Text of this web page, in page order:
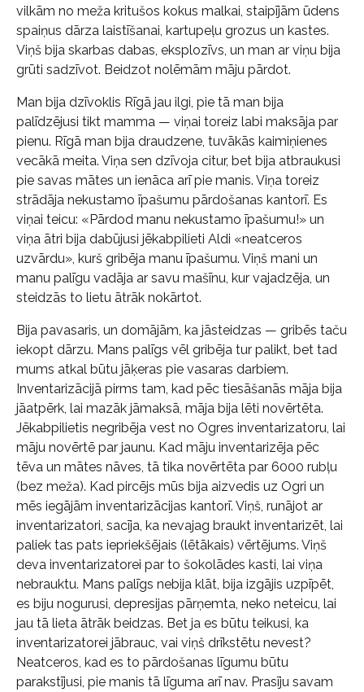
vilkām no meža kritušos kokus malkai, staipījām ūdens
spaiņus dārza laistīšanai, kartupeļu grozus un kastes.
Viņš bija skarbas dabas, eksplozīvs, un man ar viņu bija
grūti sadzīvot. Beidzot nolēmām māju pārdot.
Man bija dzīvoklis Rīgā jau ilgi, pie tā man bija
palīdzējusi tikt mamma — viņai toreiz labi maksāja par
pienu. Rīgā man bija draudzene, tuvākās kaimiņienes
vecākā meita. Viņa sen dzīvoja citur, bet bija atbraukusi
pie savas mātes un ienāca arī pie manis. Viņa toreiz
strādāja nekustamo īpašumu pārdošanas kantorī. Es
viņai teicu: «Pārdod manu nekustamo īpašumu!» un
viņa ātri bija dabūjusi jēkabpilieti Aldi «neatceros
uzvārdu», kurš gribēja manu īpašumu. Viņš mani un
manu palīgu vadāja ar savu mašīnu, kur vajadzēja, un
steidzās to lietu ātrāk nokārtot.
Bija pavasaris, un domājām, ka jāsteidzas — gribēs taču
iekopt dārzu. Mans palīgs vēl gribēja tur palikt, bet tad
mums atkal būtu jāķeras pie vasaras darbiem.
Inventarizācijā pirms tam, kad pēc tiesāšanās māja bija
jāatpērk, lai mazāk jāmaksā, māja bija lēti novērtēta.
Jēkabpilietis negribēja vest no Ogres inventarizatoru, lai
māju novērtē par jaunu. Kad māju inventarizēja pēc
tēva un mātes nāves, tā tika novērtēta par 6000 rubļu
(bez meža). Kad pircējs mūs bija aizvedis uz Ogri un
mēs iegājām inventarizācijas kantorī. Viņš, runājot ar
inventarizatori, sacīja, ka nevajag braukt inventarizēt, lai
paliek tas pats iepriekšējais (lētākais) vērtējums. Viņš
deva inventarizatorei par to šokolādes kasti, lai viņa
nebrauktu. Mans palīgs nebija klāt, bija izgājis uzpīpēt,
es biju nogurusi, depresijas pārņemta, neko neteicu, lai
jau tā lieta ātrāk beidzas. Bet ja es būtu teikusi, ka
inventarizatorei jābrauc, vai viņš drīkstētu nevest?
Neatceros, kad es to pārdošanas līgumu būtu
parakstījusi, pie manis tā līguma arī nav. Prasīju savam